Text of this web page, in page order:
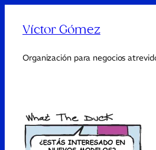
Víctor Gómez
Organización para negocios